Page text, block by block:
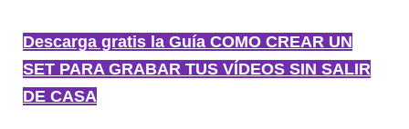
Descarga gratis la Guía COMO CREAR UN
SET PARA GRABAR TUS VÍDEOS SIN SALIR
DE CASA